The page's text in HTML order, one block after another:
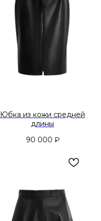
Юбка из кожи средней
длины
90 000 ₽